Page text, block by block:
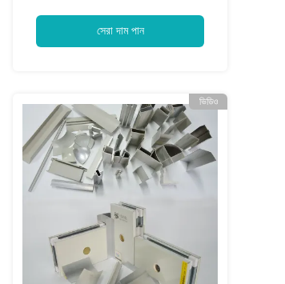
সেরা দাম পান
ভিডিও